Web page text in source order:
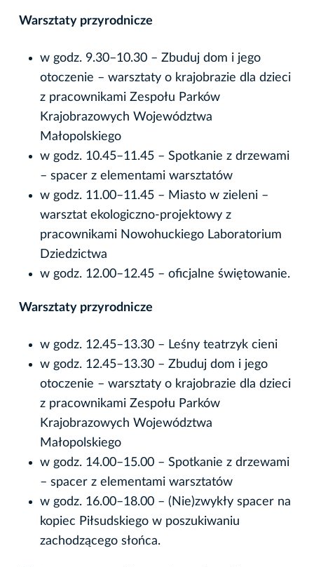
‍Warsztaty przyrodnicze
w godz. 9.30–10.30 – Zbuduj dom i jego
otoczenie – warsztaty o krajobrazie dla dzieci
z pracownikami Zespołu Parków
Krajobrazowych Województwa
Małopolskiego
w godz. 10.45–11.45 – Spotkanie z drzewami
– spacer z elementami warsztatów
w godz. 11.00–11.45 – Miasto w zieleni –
warsztat ekologiczno-projektowy z
pracownikami Nowohuckiego Laboratorium
Dziedzictwa
w godz. 12.00–12.45 – oficjalne świętowanie.
Warsztaty przyrodnicze
w godz. 12.45–13.30 – Leśny teatrzyk cieni
w godz. 12.45–13.30 – Zbuduj dom i jego
otoczenie – warsztaty o krajobrazie dla dzieci
z pracownikami Zespołu Parków
Krajobrazowych Województwa
Małopolskiego
w godz. 14.00–15.00 – Spotkanie z drzewami
– spacer z elementami warsztatów
w godz. 16.00–18.00 – (Nie)zwykły spacer na
kopiec Piłsudskiego w poszukiwaniu
zachodzącego słońca.